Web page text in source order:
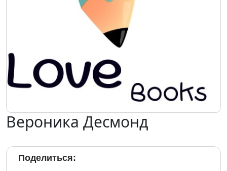
Вероника Десмонд
Поделиться: